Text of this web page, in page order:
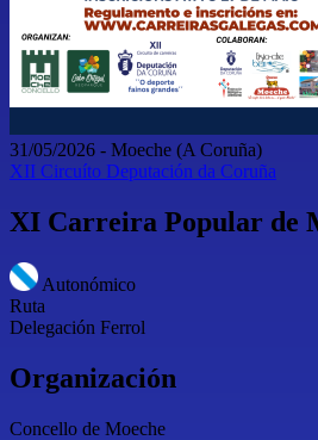
31/05/2026 - Moeche (A Coruña)
XII Circuíto Deputación da Coruña
XI Carreira Popular de
Autonómico
Ruta
Delegación Ferrol
Organización
Concello de Moeche